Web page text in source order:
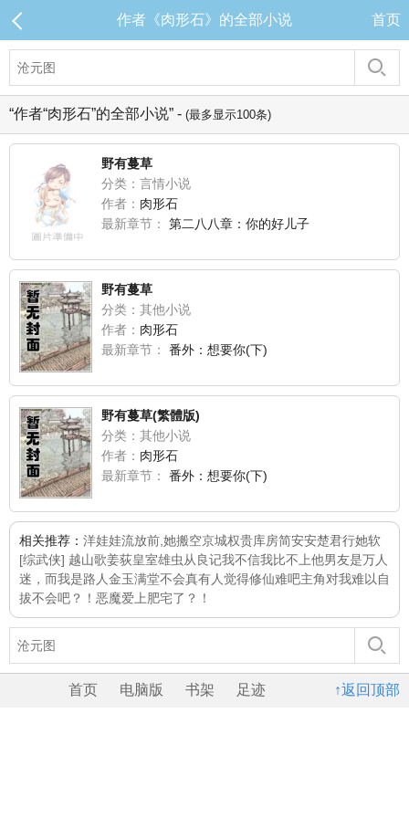
作者《肉形石》的全部小说 首页
“作者“肉形石”的全部小说” - (最多显示100条)
野有蔓草
分类：言情小说
作者： 肉形石
最新章节：
第二八八章：你的好儿子
野有蔓草
分类：其他小说
作者： 肉形石
最新章节：
番外：想要你(下)
野有蔓草(繁體版)
分类：其他小说
作者： 肉形石
最新章节：
番外：想要你(下)
相关推荐： 洋娃娃流放前,她搬空京城权贵库房简安安楚君行她软
[综武侠] 越山歌姜荻皇室雄虫从良记我不信我比不上他男友是万人
迷，而我是路人金玉满堂不会真有人觉得修仙难吧主角对我难以自
拔不会吧？！恶魔爱上肥宅了？！
↑返回顶部
首页 电脑版 书架 足迹